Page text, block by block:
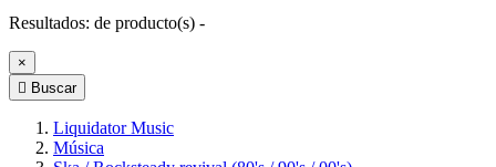
Resultados: de producto(s) -
×
 Buscar
Liquidator Music
Música